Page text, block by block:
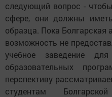
следующий вопрос -
сфере, они должны
образца. Пока Болгарская
возможность не
учебное заведение
образовательных
перспективу
студентам